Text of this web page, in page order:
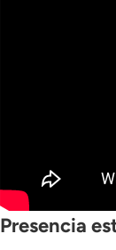
Presencia